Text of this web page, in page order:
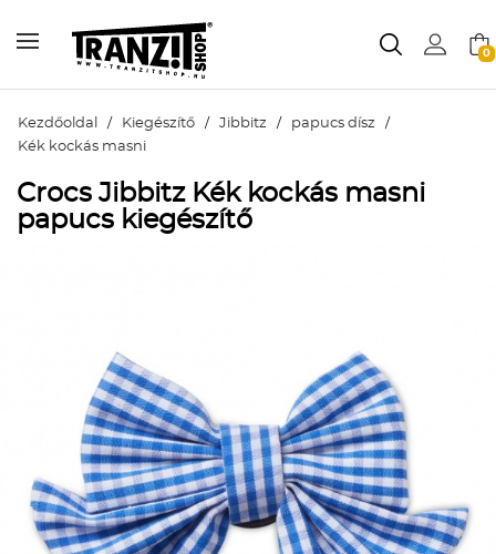
0
Kezdőoldal / Kiegészítő / Jibbitz / papucs dísz /
Kék kockás masni
Crocs Jibbitz Kék kockás masni
papucs kiegészítő